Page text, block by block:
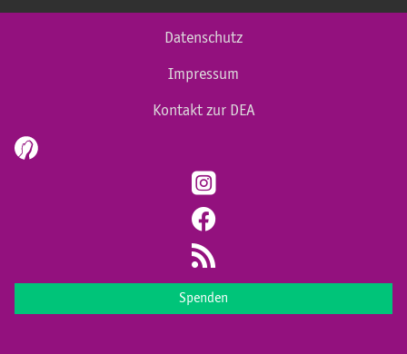
Datenschutz
Impressum
Kontakt zur DEA
Spenden